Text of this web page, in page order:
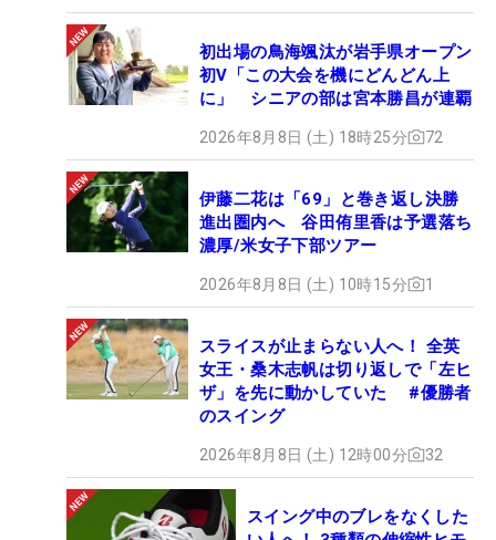
初出場の鳥海颯汰が岩手県オープン
初V「この大会を機にどんどん上
に」 シニアの部は宮本勝昌が連覇
2026年8月8日 (土) 18時25分 72
伊藤二花は「69」と巻き返し決勝
進出圏内へ 谷田侑里香は予選落ち
濃厚/米女子下部ツアー
2026年8月8日 (土) 10時15分 1
スライスが止まらない人へ！ 全英
女王・桑木志帆は切り返しで「左ヒ
ザ」を先に動かしていた #優勝者
のスイング
2026年8月8日 (土) 12時00分 32
スイング中のブレをなくした